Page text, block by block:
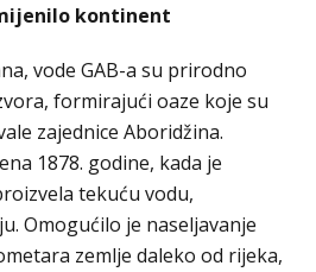
kontinent
vode GAB-a su prirodno
formirajući oaze koje su
zajednice Aboridžina.
1878. godine, kada je
tekuću vodu,
Omogućilo je naseljavanje
zemlje daleko od rijeka,